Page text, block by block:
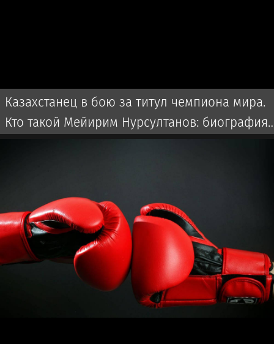
Казахстанец в бою за титул чемпиона мира.
Кто такой Мейирим Нурсултанов: биография,